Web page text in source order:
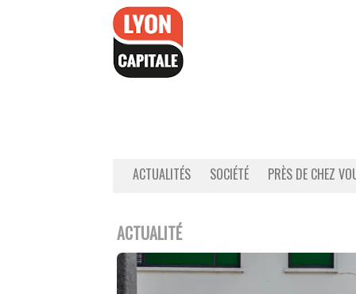
ACTUALITÉS SOCIÉTÉ PRÈS DE CHEZ
ACTUALITÉ